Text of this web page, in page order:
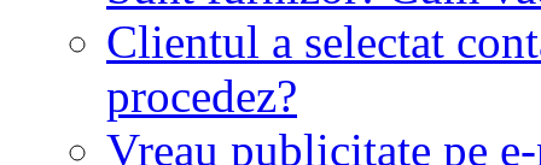
Clientul a selectat
procedez?
Vreau publicitate pe